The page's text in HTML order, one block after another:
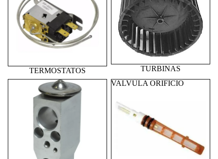
TERMOSTATOS
TURBINAS
VALVULA BLOCK
VALVULA ORIFICIO